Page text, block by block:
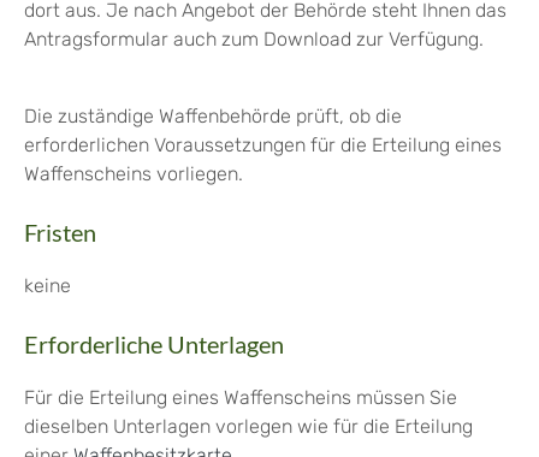
dort aus. Je nach Angebot der Behörde steht Ihnen das
Antragsformular auch zum Download zur Verfügung.
Die zuständige Waffenbehörde prüft, ob die
erforderlichen Voraussetzungen für die Erteilung eines
Waffenscheins vorliegen.
Fristen
keine
Erforderliche Unterlagen
Für die Erteilung eines Waffenscheins müssen Sie
dieselben Unterlagen vorlegen wie für die Erteilung